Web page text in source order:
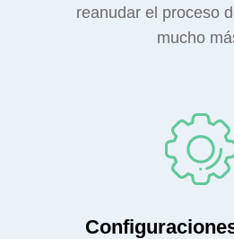
reanudar el proceso
mucho